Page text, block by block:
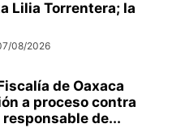
Lilia Torrentera; la
08/2026
de Oaxaca
a proceso contra
de...